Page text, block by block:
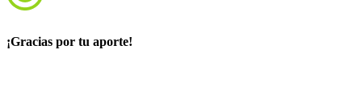
¡Gracias por tu aporte!